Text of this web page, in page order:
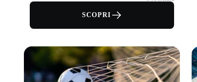
SCOPRI